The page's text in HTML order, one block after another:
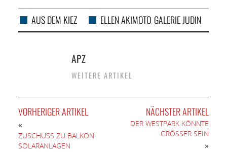
AUS DEM KIEZ ELLEN AKIMOTO, GALERIE JUDIN
APZ
WEITERE ARTIKEL
VORHERIGER ARTIKEL
«
ZUSCHUSS ZU BALKON-S
OLARANLAGEN
NÄCHSTER ARTIKEL
DER WESTPARK KÖNNTE
GRÖSSER SEIN
»